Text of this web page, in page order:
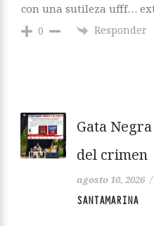
con una sutileza ufff…
0 Responder
Gata
del crimen
agosto 10, 2026 /
SANTAMARINA